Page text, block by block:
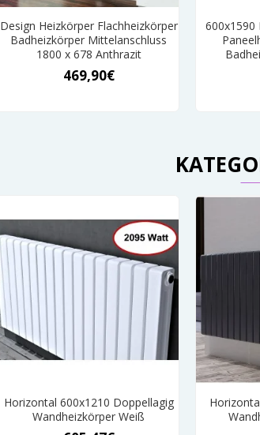
Design Heizkörper Flachheizkörper
Badheizkörper Mittelanschluss
1800 x 678 Anthrazit
469,90€
600x1590
Horizontal 600x1210 Doppellagig
Wandheizkörper Weiß